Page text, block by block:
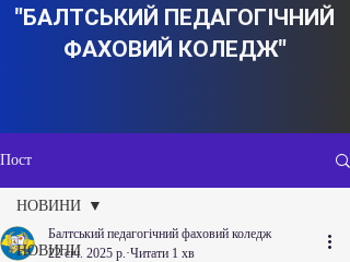
"БАЛТСЬКИЙ ПЕДАГОГІЧНИЙ
ФАХОВИЙ КОЛЕДЖ"
Пост
НОВИНИ
НОВИНИ
Балтський педагогічний фаховий коледж
22 січ. 2025 р. Читати 1 хв